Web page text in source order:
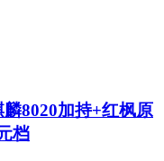
8020加持+红枫原
档